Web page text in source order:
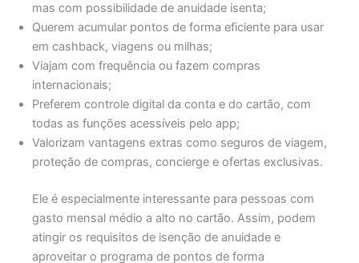
mas com possibilidade de anuidade isenta;
Querem acumular pontos de forma eficiente para usar
em cashback, viagens ou milhas;
Viajam com frequência ou fazem compras
internacionais;
Preferem controle digital da conta e do cartão, com
todas as funções acessíveis pelo app;
Valorizam vantagens extras como seguros de viagem,
proteção de compras, concierge e ofertas exclusivas.
Ele é especialmente interessante para pessoas com
gasto mensal médio a alto no cartão. Assim, podem
atingir os requisitos de isenção de anuidade e
aproveitar o programa de pontos de forma